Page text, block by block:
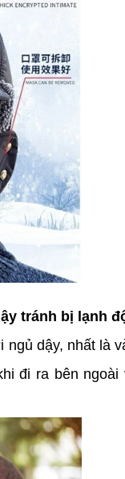
tránh bị lạnh
dậy, nhất là
đi ra bên